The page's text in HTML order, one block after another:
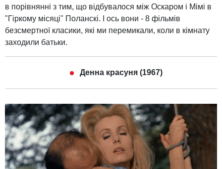
в порівнянні з тим, що відбувалося між Оскаром і Мімі в
"Гіркому місяці" Поланскі. І ось вони - 8 фільмів
безсмертної класики, які ми перемикали, коли в кімнату
заходили батьки.
Денна красуня (1967)